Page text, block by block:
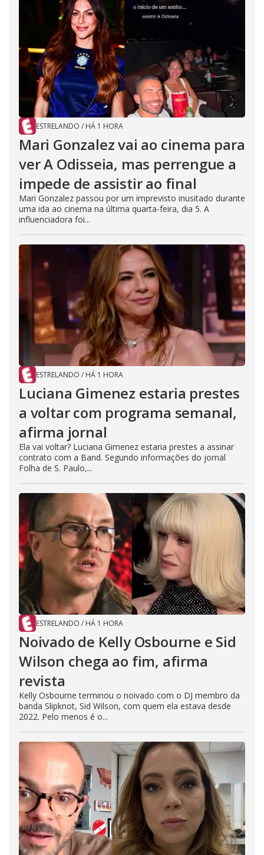
ESTRELANDO / HÁ 1 HORA
Mari Gonzalez vai ao cinema para
ver A Odisseia, mas perrengue a
impede de assistir ao final
Mari Gonzalez passou por um imprevisto inusitado durante
uma ida ao cinema na última quarta-feira, dia 5. A
influenciadora foi...
ESTRELANDO / HÁ 1 HORA
Luciana Gimenez estaria prestes
a voltar com programa semanal,
afirma jornal
Ela vai voltar? Luciana Gimenez estaria prestes a assinar
contrato com a Band. Segundo informações do jornal
Folha de S. Paulo,...
ESTRELANDO / HÁ 1 HORA
Noivado de Kelly Osbourne e Sid
Wilson chega ao fim, afirma
revista
Kelly Osbourne terminou o noivado com o DJ membro da
banda Slipknot, Sid Wilson, com quem ela estava desde
2022. Pelo menos é o...